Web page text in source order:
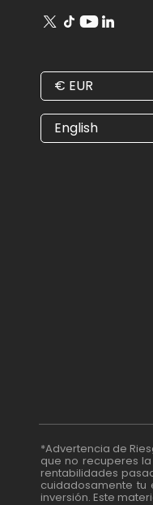
€ EUR
€ EUR
$ USD
English
*Advertencia de
que no recuperes
rentabilidades
cuidadosamente tu
inversión. Este